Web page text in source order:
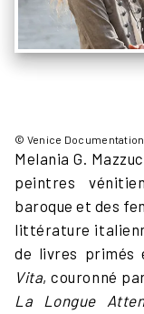
Melania G.
peintres
baroque et des
littérature
de livres primés
Vita, couronné
La Longue
© Venice